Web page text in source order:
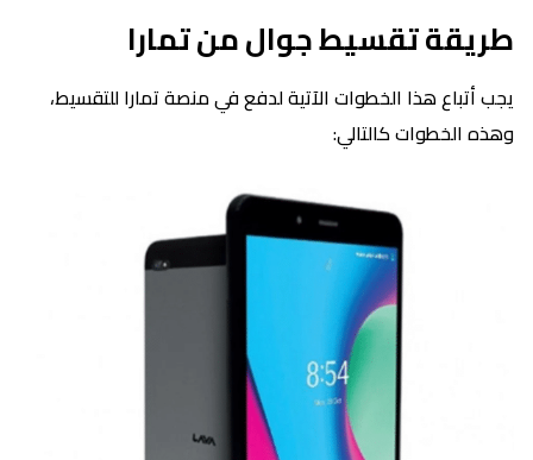
طريقة تقسيط جوال من تمارا
يجب أتباع هذا الخطوات الآتية لدفع في منصة تمارا للتقسيط،
وهذه الخطوات كالتالي: